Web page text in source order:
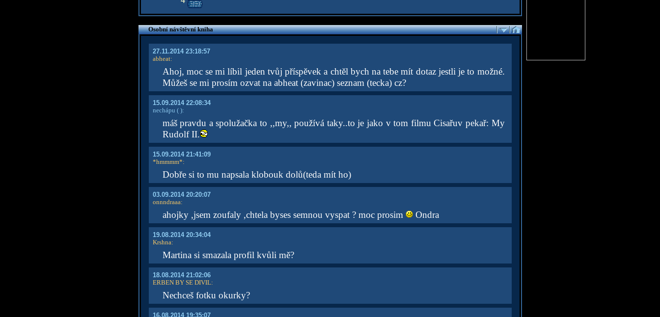
Osobní návštěvní kniha
27.11.2014 23:18:57
abheat:
Ahoj, moc se mi líbil jeden tvůj příspěvek a chtěl bych na tebe mít dotaz jestli je to možné.
Můžeš se mi prosím ozvat na abheat (zavinac) seznam (tecka) cz?
15.09.2014 22:08:34
nechápu ( ):
máš pravdu a spolužačka to ,,my,, používá taky..to je jako v tom filmu Cisařuv pekař: My
Rudolf II.
15.09.2014 21:41:09
*hmmmm*:
Dobře si to mu napsala klobouk dolů(teda mít ho)
03.09.2014 20:20:07
onnndraaa:
ahojky ,jsem zoufaly ,chtela byses semnou vyspat ? moc prosim Ondra
19.08.2014 20:34:04
Krshna:
Martina si smazala profil kvůli mě?
18.08.2014 21:02:06
ERBEN BY SE DIVIL:
Nechceš fotku okurky?
16.08.2014 19:35:07